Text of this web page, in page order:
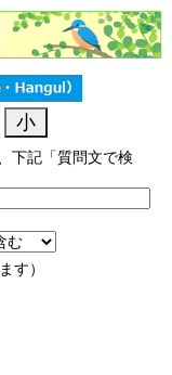
下記「質問文で検
す）